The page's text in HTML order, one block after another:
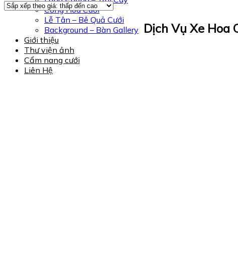
Cổng Hoa Cưới
Lễ Tân – Bê Quả Cưới
Background – Bàn Gallery
Giới thiệu
Thư viện ảnh
Cẩm nang cưới
Liên Hệ
Dịch Vụ Xe Hoa